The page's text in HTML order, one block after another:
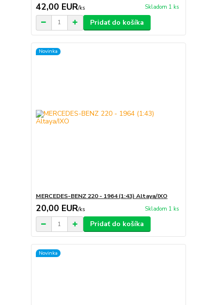
42,00 EUR/ks Skladom 1 ks
Pridať do košíka
Novinka
MERCEDES-BENZ 220 - 1964 (1:43) Altaya/IXO
20,00 EUR/ks Skladom 1 ks
Pridať do košíka
Novinka